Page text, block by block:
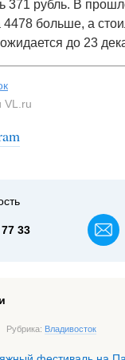
371 рубль. В
4478 больше, а
до 23
VL.ru
33
Рубрика: Владивосток